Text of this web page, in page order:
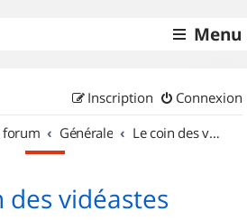
Menu
Connexion
Inscription
forum Générale Le coin des vidéastes
des vidéastes